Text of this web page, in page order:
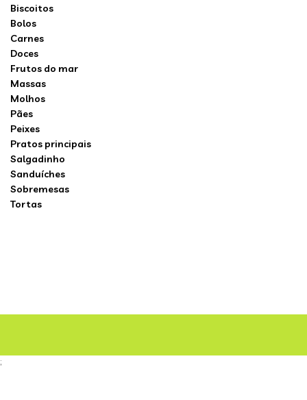
Biscoitos
Bolos
Carnes
Doces
Frutos do mar
Massas
Molhos
Pães
Peixes
Pratos principais
Salgadinho
Sanduíches
Sobremesas
Tortas
;